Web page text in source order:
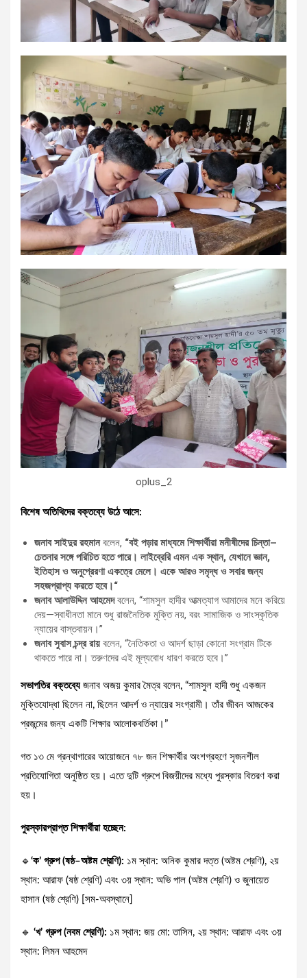
oplus_2
বিশেষ অতিথিদের বক্তব্যে উঠে আসে:
জনাব সাইদুর রহমানবলেন, “বই পড়ার মাধ্যমে শিক্ষার্থীরা মনীষীদের চিন্তা–
চেতনার সঙ্গে পরিচিত হতে পারে। লাইব্রেরি এমন এক স্থান, যেখানে জ্ঞান,
ইতিহাস ও অনুপ্রেরণা একত্রে মেলে। একে আরও সমৃদ্ধ ও সবার জন্য
সহজপ্রাপ্য করতে হবে।“
জনাব আলাউদ্দিন আহমেদবলেন, “শামসুল হাদীর আত্মত্যাগ আমাদের মনে করিয়ে
দেয়—স্বাধীনতা মানে শুধু রাজনৈতিক মুক্তি নয়, বরং সামাজিক ও সাংস্কৃতিক
ন্যায়ের বাস্তবায়ন।”
জনাব সুবাস চন্দ্র রায় বলেন, “নৈতিকতা ও আদর্শ ছাড়া কোনো সংগ্রাম টিকে
থাকতে পারে না। তরুণদের এই মূল্যবোধ ধারণ করতে হবে।”
সভাপতির বক্তব্যেজনাব অজয় কুমার মৈত্র বলেন, “শামসুল হাদী শুধু একজন
মুক্তিযোদ্ধা ছিলেন না, ছিলেন আদর্শ ও ন্যায়ের সংগ্রামী। তাঁর জীবন আজকের
প্রজন্মের জন্য একটি শিক্ষার আলোকবর্তিকা।”
গত ১৩ মে গ্রন্থাগারের আয়োজনে ৭৮ জন শিক্ষার্থীর অংশগ্রহণে সৃজনশীল
প্রতিযোগিতা অনুষ্ঠিত হয়। এতে দুটি গ্রুপে বিজয়ীদের মধ্যে পুরস্কার বিতরণ করা
হয়।
পুরস্কারপ্রাপ্ত শিক্ষার্থীরা হচ্ছেন:
🔹 ‘ক’ গ্রুপ(ষষ্ঠ–অষ্টম শ্রেণি): ১ম স্থান: অনিক কুমার দত্ত (অষ্টম শ্রেণি), ২য়
স্থান: আরাফ (ষষ্ঠ শ্রেণি) এবং ৩য় স্থান: অভি পাল (অষ্টম শ্রেণি) ও জুনায়েত
হাসান (ষষ্ঠ শ্রেণি) [সম-অবস্থানে]
🔹 ‘খ’ গ্রুপ(নবম শ্রেণি): ১ম স্থান: জয় মো: তাসিন, ২য় স্থান: আরাফ এবং ৩য়
স্থান: লিমন আহমেদ